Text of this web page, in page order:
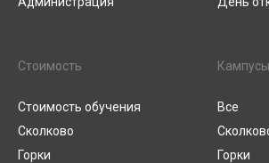
Стоимость
Стоимость обучения
Сколково
Горки
Кампусы
Все
Горки